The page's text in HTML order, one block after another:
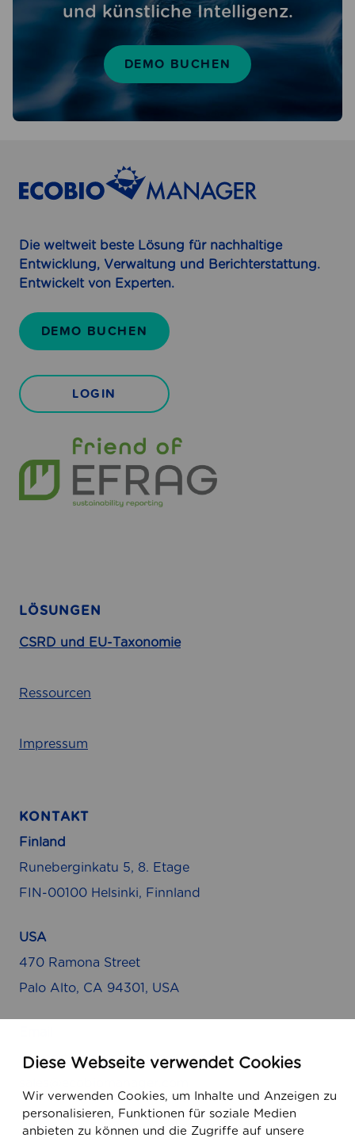
Diese Webseite verwendet Cookies
Wir verwenden Cookies, um Inhalte und Anzeigen zu
personalisieren, Funktionen für soziale Medien
anbieten zu können und die Zugriffe auf unsere
und künstliche Intelligenz.
DEMO BUCHEN
Die weltweit beste Lösung für nachhaltige
Entwicklung, Verwaltung und Berichterstattung.
Entwickelt von Experten.
DEMO BUCHEN
LOGIN
LÖSUNGEN
CSRD und EU-Taxonomie
Ressourcen
Impressum
KONTAKT
Finland
Runeberginkatu 5, 8. Etage
FIN-00100 Helsinki, Finnland
USA
470 Ramona Street
Palo Alto, CA 94301, USA
support@ecobiomanager.com
Phone